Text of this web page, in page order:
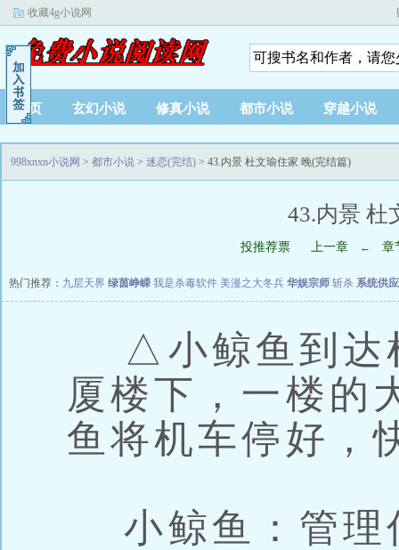
收藏4g小说网
首页 玄幻小说 修真小说 都市小说 穿越小说
998xnxn小说网 > 都市小说 > 迷恋(完结) > 43.内景 杜文瑜住家 晚(完结篇)
43.内景 杜
投推荐票 上一章 ← 章
热门推荐： 九层天界 绿茵峥嵘 我是杀毒软件 美漫之大冬兵 华娱宗师 斩杀 系统供
△小鲸鱼到达
厦楼下，一楼的
鱼将机车停好，
小鲸鱼：管理